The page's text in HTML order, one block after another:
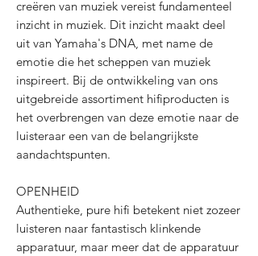
creëren van muziek vereist fundamenteel
inzicht in muziek. Dit inzicht maakt deel
uit van Yamaha's DNA, met name de
emotie die het scheppen van muziek
inspireert. Bij de ontwikkeling van ons
uitgebreide assortiment hifiproducten is
het overbrengen van deze emotie naar de
luisteraar een van de belangrijkste
aandachtspunten.
OPENHEID
Authentieke, pure hifi betekent niet zozeer
luisteren naar fantastisch klinkende
apparatuur, maar meer dat de apparatuur